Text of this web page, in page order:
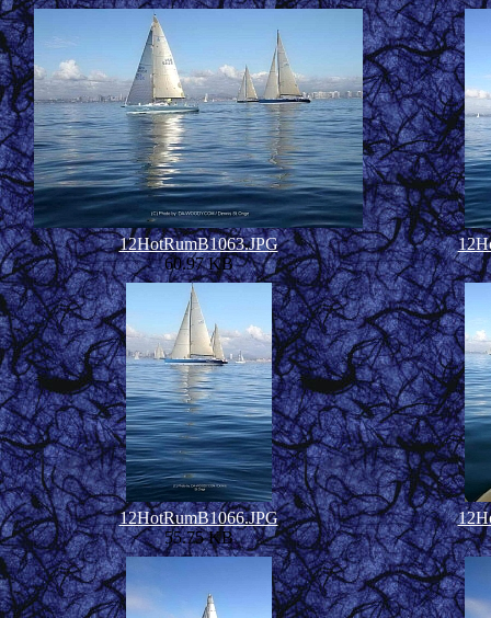
12HotRumB1063.JPG
60.97 KB
12HotRumB1066.JPG
55.75 KB